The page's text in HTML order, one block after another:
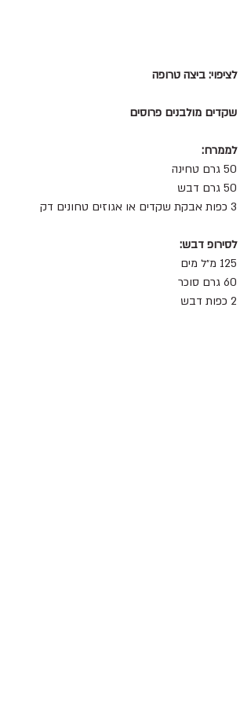
לציפוי: ביצה טרופה
שקדים מולבנים פרוסים
לממרח:
50 גרם טחינה
50 גרם דבש
3 כפות אבקת שקדים או אגוזים טחונים דק
לסירופ דבש:
125 מ״ל מים
60 גרם סוכר
2 כפות דבש